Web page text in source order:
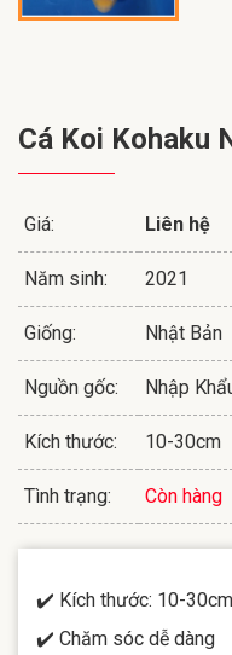
Cá Koi Kohaku
Giá: Liên hệ
Năm sinh: 2021
Giống: Nhật Bản
Nguồn gốc: Nhập
Kích thước: 10-30cm
Tình trạng: Còn hàng
✔️ Kích thước: 10-30cm
✔️ Chăm sóc dễ dàng